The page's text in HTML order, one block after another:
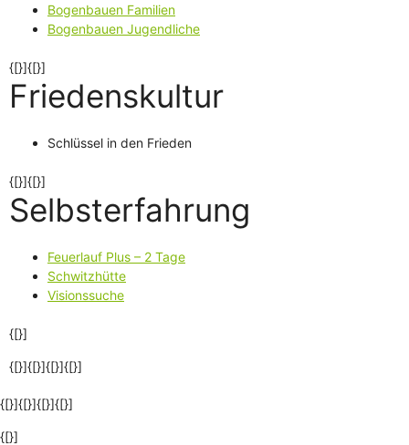
Bogenbauen Familien
Bogenbauen Jugendliche
{[}]{[}]
Friedenskultur
Schlüssel in den Frieden
{[}]{[}]
Selbsterfahrung
Feuerlauf Plus – 2 Tage
Schwitzhütte
Visionssuche
{[}]
{[}]{[}]{[}]{[}]
{[}]{[}]{[}]{[}]
{[}]